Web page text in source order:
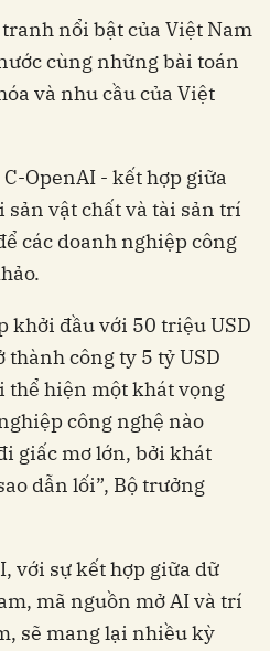
nổi bật của Việt Nam
cùng những bài toán
và nhu cầu của Việt
OpenAI - kết hợp giữa
vật chất và tài sản trí
các doanh nghiệp công
khởi đầu với 50 triệu USD
công ty 5 tỷ USD
thể hiện một khát vọng
công nghệ nào
giấc mơ lớn, bởi khát
dẫn lối”, Bộ trưởng
với sự kết hợp giữa dữ
mã nguồn mở AI và trí
sẽ mang lại nhiều kỳ